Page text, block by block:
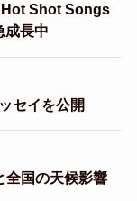
Hot Shot Songs
成長中
セイを公開
全国の天候影響